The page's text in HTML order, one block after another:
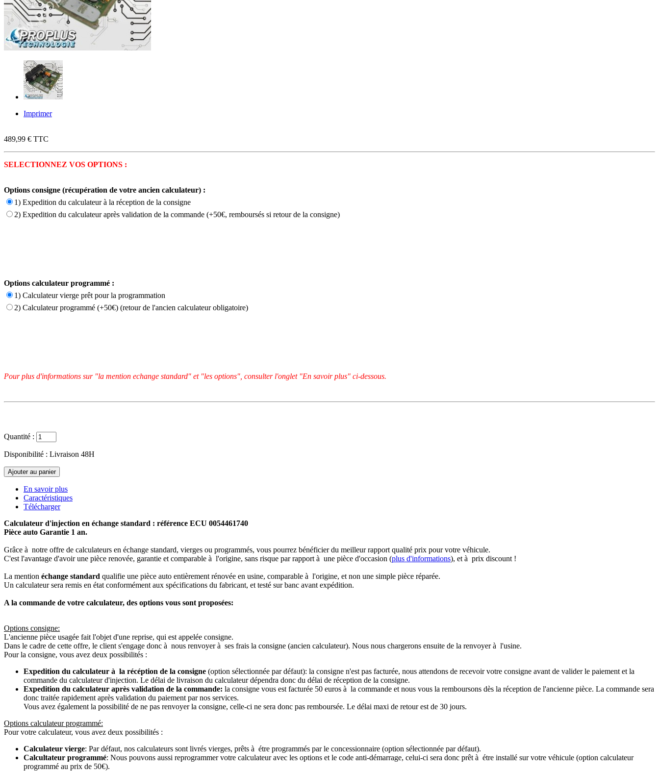
Imprimer
489,99 € TTC
SELECTIONNEZ VOS OPTIONS :
Options consigne (récupération de votre ancien calculateur) :
1) Expedition du calculateur à la réception de la consigne
2) Expedition du calculateur après validation de la commande (+50€, remboursés si retour de la consigne)
Options calculateur programmé :
1) Calculateur vierge prêt pour la programmation
2) Calculateur programmé (+50€) (retour de l'ancien calculateur obligatoire)
Pour plus d'informations sur "la mention echange standard" et "les options", consulter l'onglet "En savoir plus" ci-dessous.
Quantité :
Disponibilité : Livraison 48H
En savoir plus
Caractéristiques
Télécharger
Calculateur d'injection en échange standard : référence ECU 0054461740
Pièce auto Garantie 1 an.
Grâce à notre offre de calculateurs en échange standard, vierges ou programmés, vous pourrez bénéficier du meilleur rapport qualité prix pour votre véhicule.
C'est l'avantage d'avoir une pièce renovée, garantie et comparable à l'origine, sans risque par rapport à une pièce d'occasion (plus d'informations), et à prix discount !
La mention échange standard qualifie une pièce auto entièrement rénovée en usine, comparable à l'origine, et non une simple pièce réparée.
Un calculateur sera remis en état conformément aux spécifications du fabricant, et testé sur banc avant expédition.
A la commande de votre calculateur, des options vous sont proposées:
Options consigne:
L'ancienne pièce usagée fait l'objet d'une reprise, qui est appelée consigne.
Dans le cadre de cette offre, le client s'engage donc à nous renvoyer à ses frais la consigne (ancien calculateur). Nous nous chargerons ensuite de la renvoyer à l'usine.
Pour la consigne, vous avez deux possibilités :
Expedition du calculateur à la récéption de la consigne (option sélectionnée par défaut): la consigne n'est pas facturée, nous attendons de recevoir votre consigne avant de valider le paiement et la
commande du calculateur d'injection. Le délai de livraison du calculateur dépendra donc du délai de réception de la consigne.
Expedition du calculateur après validation de la commande: la consigne vous est facturée 50 euros à la commande et nous vous la remboursons dès la réception de l'ancienne pièce. La commande sera
donc traitée rapidement après validation du paiement par nos services.
Vous avez également la possibilité de ne pas renvoyer la consigne, celle-ci ne sera donc pas remboursée. Le délai maxi de retour est de 30 jours.
Options calculateur programmé:
Pour votre calculateur, vous avez deux possibilités :
Calculateur vierge: Par défaut, nos calculateurs sont livrés vierges, prêts à étre programmés par le concessionnaire (option sélectionnée par défaut).
Calcultateur programmé: Nous pouvons aussi reprogrammer votre calculateur avec les options et le code anti-démarrage, celui-ci sera donc prêt à étre installé sur votre véhicule (option calculateur
programmé au prix de 50€).